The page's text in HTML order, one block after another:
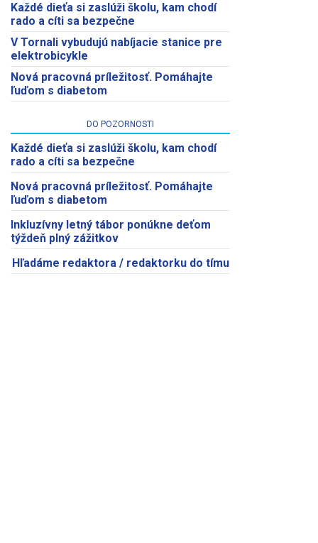
Každé dieťa si zaslúži školu, kam chodí
rado a cíti sa bezpečne
V Tornali vybudujú nabíjacie stanice pre
elektrobicykle
Nová pracovná príležitosť. Pomáhajte
ľuďom s diabetom
DO POZORNOSTI
Každé dieťa si zaslúži školu, kam chodí
rado a cíti sa bezpečne
Nová pracovná príležitosť. Pomáhajte
ľuďom s diabetom
Inkluzívny letný tábor ponúkne deťom
týždeň plný zážitkov
Hľadáme redaktora / redaktorku do tímu